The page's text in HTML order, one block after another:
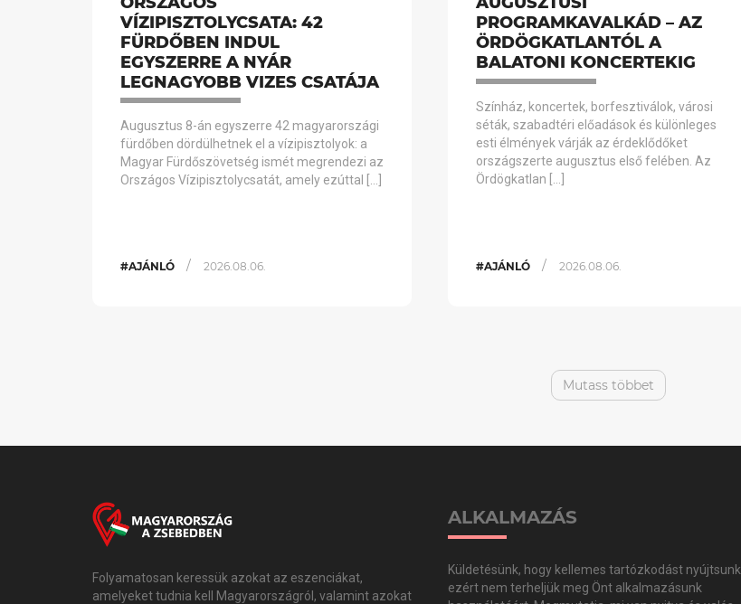
VÍZIPISZTOLYCSATA: 42
FÜRDŐBEN INDUL
EGYSZERRE A NYÁR
LEGNAGYOBB VIZES CSATÁJA
Augusztus 8-án egyszerre 42 magyarországi
fürdőben dördülhetnek el a vízipisztolyok: a
Magyar Fürdőszövetség ismét megrendezi az
Országos Vízipisztolycsatát, amely ezúttal […]
#AJÁNLÓ / 2026.08.06.
PROGRAMKAVALKÁD – AZ
ÖRDÖGKATLANTÓL A
BALATONI KONCERTEKIG
Színház, koncertek, borfesztiválok, városi
séták, szabadtéri előadások és különleges
esti élmények várják az érdeklődőket
országszerte augusztus első felében. Az
Ördögkatlan […]
#AJÁNLÓ / 2026.08.06.
Mutass többet
Folyamatosan keressük azokat az eszenciákat,
amelyeket tudnia kell Magyarországról, valamint azokat
ALKALMAZÁS
Küldetésünk, hogy kellemes tartózkodást nyújtsunk
ezért nem terheljük meg Önt alkalmazásunk